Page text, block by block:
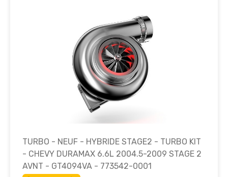
TURBO - NEUF - HYBRIDE STAGE2 - TURBO KIT
- CHEVY DURAMAX 6.6L 2004.5-2009 STAGE 2
AVNT - GT4094VA - 773542-0001